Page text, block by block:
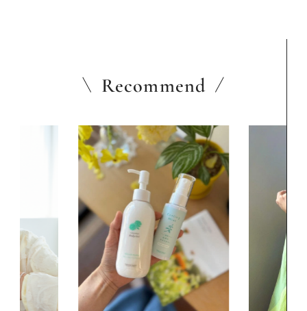
Recommend